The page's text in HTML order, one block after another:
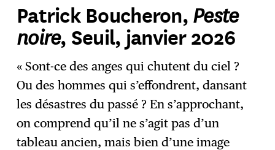
→ S'abonner
Patrick Boucheron,Peste
noire, Seuil, janvier 2026
« Sont-ce des anges qui chutent du ciel ?
Ou des hommes qui s’effondrent, dansant
les désastres du passé ? En s’approchant,
on comprend qu’il ne s’agit pas d’un
tableau ancien, mais bien d’une image